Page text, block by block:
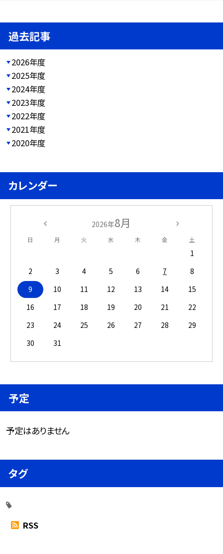
過去記事
2026年度
2025年度
2024年度
2023年度
2022年度
2021年度
2020年度
カレンダー
2026年8月
日 月 火 水 木 金 土
1
2
3 4 5 6 7
8
9
10 11 12 13 14
15
16
17 18 19 20 21
22
23
24 25 26 27 28
29
30
31
予定
予定はありません
タグ
RSS